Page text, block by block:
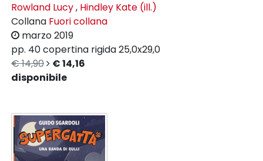
Rowland Lucy, Hindley Kate (ill.)
Collana Fuori collana
marzo 2019
pp. 40copertina rigida25,0x29,0
€ 14,90
€ 14,16
disponibile